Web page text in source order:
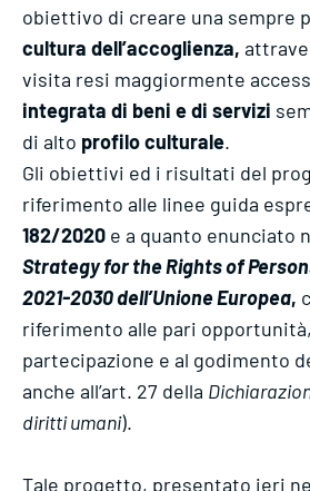
obiettivo di creare una sempre
cultura dell’accoglienza,
visita resi maggiormente
integrata di beni e di servizi
di alto profilo culturale.
Gli obiettivi ed i risultati del
riferimento alle linee guida
182/2020 e a quanto enunciato
Strategy for the Rights of
2021-2030 dell’Unione Europea,
riferimento alle pari
partecipazione e al godimento
anche all’art. 27 della
diritti umani).
Tale progetto, presentato ieri